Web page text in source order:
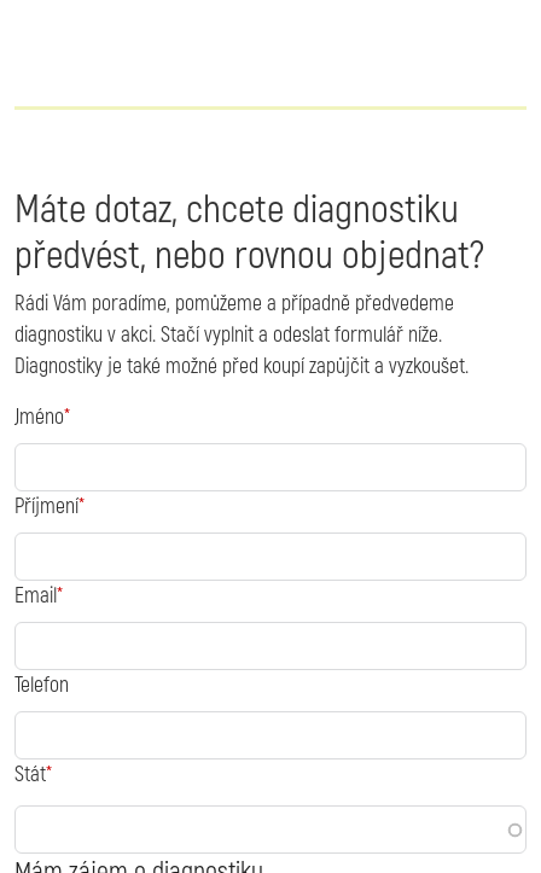
Máte dotaz, chcete diagnostiku
předvést, nebo rovnou objednat?
Rádi Vám poradíme, pomůžeme a případně předvedeme
diagnostiku v akci. Stačí vyplnit a odeslat formulář níže.
Diagnostiky je také možné před koupí zapůjčit a vyzkoušet.
Jméno
Příjmení
Email
Telefon
Stát